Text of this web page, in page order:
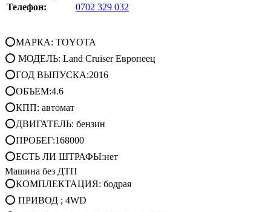
Телефон:
0702 329 032
⭕МАРКА: TOYOTA
⭕ МОДЕЛЬ: Land Cruiser Европеец
⭕ГОД ВЫПУСКА:2016
⭕ОБЪЕМ:4.6
⭕КПП: автомат
⭕ДВИГАТЕЛЬ: бензин
⭕ПРОБЕГ:168000
⭕ЕСТЬ ЛИ ШТРАФЫ:нет
Машина без ДТП
⭕КОМПЛЕКТАЦИЯ: бодрая
⭕ ПРИВОД ; 4WD